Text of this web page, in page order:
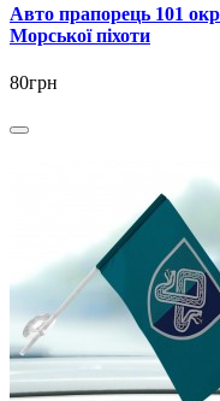
Авто прапорець 101
Морської піхоти
80грн